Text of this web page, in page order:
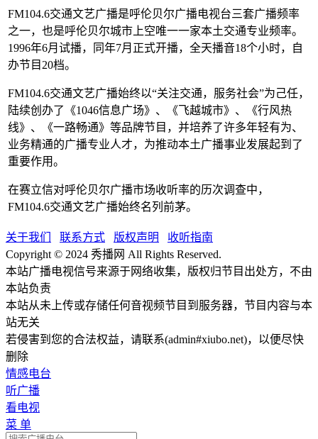
FM104.6交通文艺广播是呼伦贝尔广播电视台三套广播频率
之一，也是呼伦贝尔城市上空唯一一家本土交通专业频率。
1996年6月试播，同年7月正式开播，全天播音18个小时，自
办节目20档。
FM104.6交通文艺广播始终以“关注交通，服务社会”为己任，
陆续创办了《1046信息广场》、《飞越城市》、《行风热
线》、《一路畅通》等品牌节目，并培养了许多年轻有为、
业务精通的广播专业人才，为推动本土广播事业发展起到了
重要作用。
在赛立信对呼伦贝尔广播市场收听率的历次调查中，
FM104.6交通文艺广播始终名列前茅。
关于我们 联系方式 版权声明
收听指南
Copyright © 2024 秀播网 All Rights Reserved.
本站广播电视信号来源于网络收集，版权归节目出处方，不由
本站负责
本站从未上传或存储任何音视频节目到服务器，节目内容与本
站无关
若侵害到您的合法权益，请联系(admin#xiubo.net)，以便尽快
删除
情感电台
听广播
看电视
菜 单